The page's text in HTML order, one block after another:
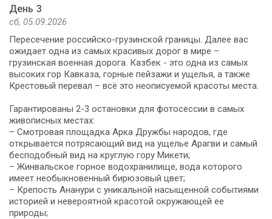
День 3
сб, 05.09.2026
Пересечение российско-грузинской границы. Далее вас
ожидает одна из самых красивых дорог в мире –
грузинская военная дорога. Казбек - это одна из самых
высоких гор Кавказа, горные пейзажи и ущелья, а также
Крестовый перевал – всё это неописуемой красоты места.
Гарантированы 2-3 остановки для фотосессии в самых
живописных местах:
– Смотровая площадка Арка Дружбы народов, где
открывается потрясающий вид на ущелье Арагви и самый
бесподобный вид на круглую гору Микети;
– Жинвальское горное водохранилище, вода которого
имеет необыкновенный бирюзовый цвет;
– Крепость Ананури с уникальной насыщенной событиями
историей и невероятной красотой окружающей ее
природы;